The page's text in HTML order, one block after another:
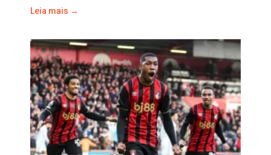
Leia mais →